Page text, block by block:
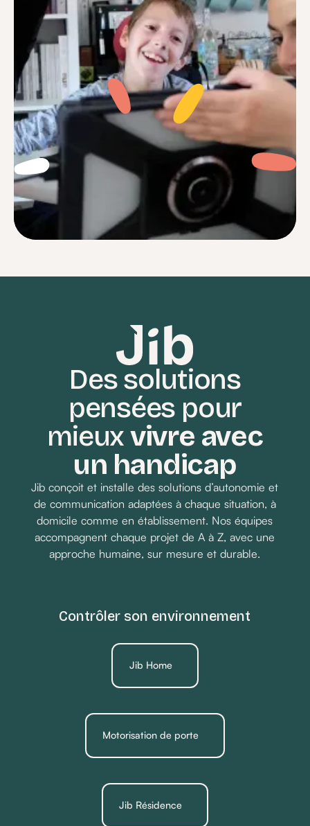
réglages complexes et des notices
Demander un devis
Des solutions
pensées pour
mieuxvivre avec
un handicap
Jib conçoit et installe des solutions d’autonomie et
de communication adaptées à chaque situation, à
domicile comme en établissement. Nos équipes
accompagnent chaque projet de A à Z, avec une
approche humaine, sur mesure et durable.
Contrôler son environnement
Jib Home
Motorisation de porte
Jib Résidence